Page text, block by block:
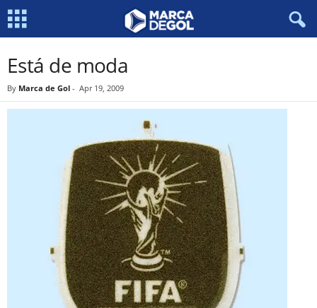
Está de moda
By Marca de Gol - Apr 19, 2009